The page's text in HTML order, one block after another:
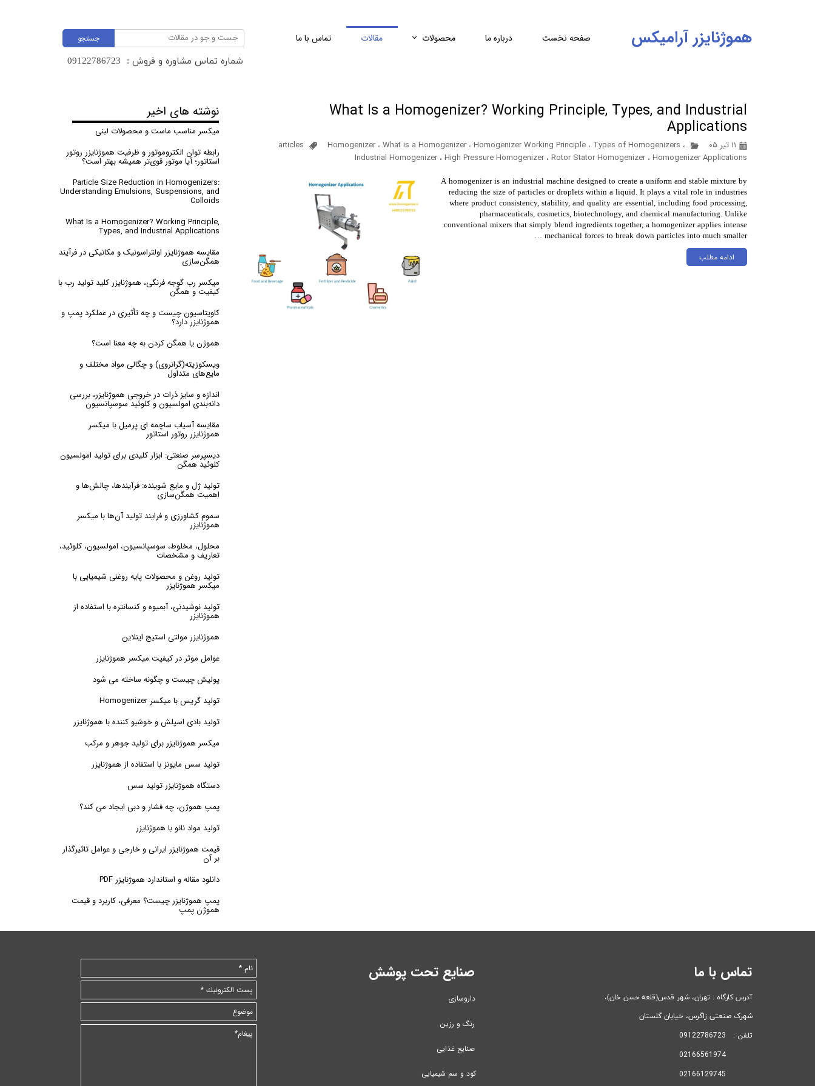
صفحه نخست درباره‌ ما محصولات مقالات تماس با ما جستجو هموژنایزر آرامیکس
شماره تماس مشاوره و فروش :
What Is a Homogenizer? Working Principle, Types, and Industrial
Applications
۱۱ تیر ۰۵ articles Homogenizer ، What is a Homogenizer ، Homogenizer Working Principle ، Types of Homogenizers ،
Industrial Homogenizer ، High Pressure Homogenizer ، Rotor Stator Homogenizer ، Homogenizer Applications
A homogenizer is an industrial machine designed to create a uniform and stable mixture by
reducing the size of particles or droplets within a liquid. It plays a vital role in industries
where product consistency, stability, and quality are essential, including food processing,
pharmaceuticals, cosmetics, biotechnology, and chemical manufacturing. Unlike
conventional mixers that simply blend ingredients together, a homogenizer applies intense
mechanical forces to break down particles into much smaller …
ادامه مطلب
نوشته های اخیر
میکسر مناسب ماست و محصولات لبنی
رابطه توان الکتروموتور و ظرفیت هموژنایزر روتور
استاتور؛ آیا موتور قوی‌تر همیشه بهتر است؟
Particle Size Reduction in Homogenizers:
Understanding Emulsions, Suspensions, and
Colloids
What Is a Homogenizer? Working Principle,
Types, and Industrial Applications
مقایسه‌ هموژنایزر اولتراسونیک و مکانیکی در فرآیند
همگن‌سازی
میکسر رب گوجه فرنگی، هموژنایزر کلید تولید رب با
کیفیت و همگن
کاویتاسیون چیست و چه تأثیری در عملکرد پمپ‌ و
هموژنایزر دارد؟
هموژن یا همگن کردن به چه معنا است؟
ویسکوزیته(گرانروی) و چگالی مواد مختلف و
مایع‌های متداول
اندازه و سایز ذرات در خروجی هموژنایزر، بررسی
دانه‌بندی امولسیون و کلوئید سوسپانسیون
مقایسه آسیاب ساچمه ای پرمیل با میکسر
هموژنایزر روتور استاتور
دیسپرسر صنعتی: ابزار کلیدی برای تولید امولسیون
کلوئید همگن
تولید ژل و مایع شوینده: فرآیندها، چالش‌ها و
اهمیت همگن‌سازی
سموم کشاورزی و فرایند تولید آن‌ها با میکسر
هموژنایزر
محلول، مخلوط، سوسپانسیون، امولسیون، کلوئید،
تعاریف و مشخصات
تولید روغن و محصولات پایه روغنی شیمیایی با
میکسر هموژنایزر
تولید نوشیدنی، آبمیوه و کنسانتره با استفاده از
هموژنایزر
هموژنایزر مولتی استیج اینلاین
عوامل موثر در کیفیت میکسر هموژنایزر
پولیش چیست و چگونه ساخته می شود
تولید گریس با میکسر Homogenizer
تولید بادی اسپلش و خوشبو کننده با هموژنایزر
میکسر هموژنایزر برای تولید جوهر و مرکب
تولید سس مایونز با استفاده از هموژنایزر
دستگاه هموژنایزر تولید سس
پمپ هموژن، چه فشار و دبی ایجاد می کند؟
تولید مواد نانو با هموژنایزر
قیمت هموژنایزر ایرانی و خارجی و عوامل تاثیرگذار
بر آن
دانلود مقاله و استاندارد هموژنایزر PDF
پمپ هموژنایزر چیست؟ معرفی، کاربرد و قیمت
هموژن پمپ
تماس با ما
آدرس کارگاه : تهران، شهر قدس(قلعه حسن خان)، ​​​​​​​
شهرک صنعتی زاگرس، خیابان گلستان
تلفن : 09122786723
02166561974
صنایع تحت پوشش
داروسازی
رنگ و رزین
صنایع غذایی
کود و سم شیمیایی